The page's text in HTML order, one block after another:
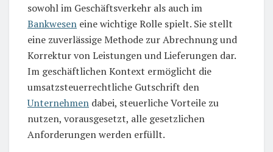
sowohl im Geschäftsverkehr als auch im
Bankwesen eine wichtige Rolle spielt. Sie stellt
eine zuverlässige Methode zur Abrechnung und
Korrektur von Leistungen und Lieferungen dar.
Im geschäftlichen Kontext ermöglicht die
umsatzsteuerrechtliche Gutschrift den
Unternehmen dabei, steuerliche Vorteile zu
nutzen, vorausgesetzt, alle gesetzlichen
Anforderungen werden erfüllt.